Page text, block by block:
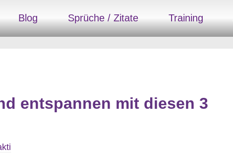
Blog Sprüche / Zitate Training
entspannen mit diesen 3